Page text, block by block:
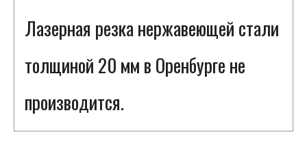
Лазерная резка нержавеющей стали
толщиной 20 мм в Оренбурге не
производится.